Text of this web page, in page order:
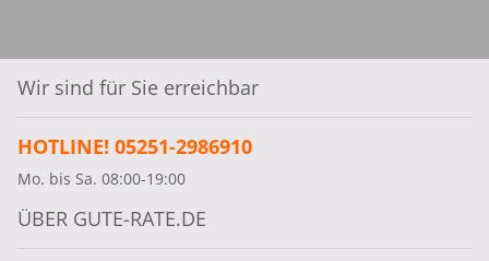
Wir sind für Sie erreichbar
HOTLINE! 05251-2986910
Mo. bis Sa. 08:00-19:00
ÜBER GUTE-RATE.DE